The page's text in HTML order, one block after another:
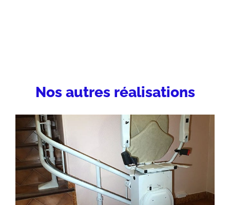
Nos autres réalisations